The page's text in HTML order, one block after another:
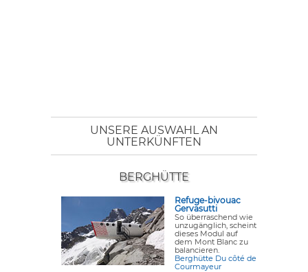
UNSERE AUSWAHL AN
UNTERKÜNFTEN
BERGHÜTTE
Refuge-bivouac
Gervasutti
So überraschend wie
unzugänglich, scheint
dieses Modul auf
dem Mont Blanc zu
balancieren.
Berghütte Du côté de
Courmayeur